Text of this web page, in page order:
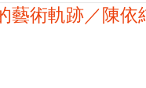
藝術軌跡／陳